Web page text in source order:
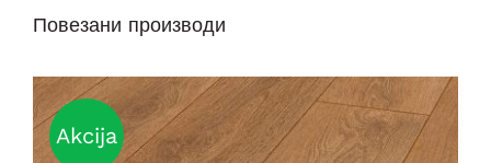
Повезани производи
Akcija